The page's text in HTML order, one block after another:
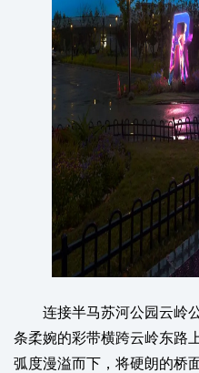
连接半马苏河公园云岭公
条柔婉的彩带横跨云岭东路
弧度漫溢而下，将硬朗的桥